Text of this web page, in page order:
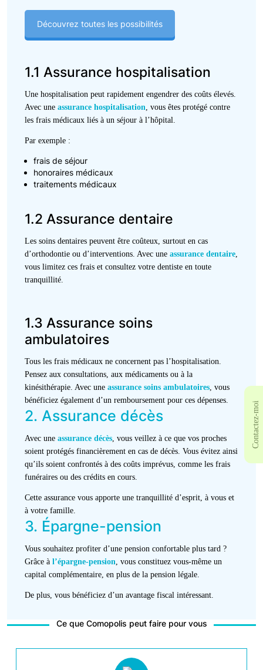
Découvrez toutes les possibilités
1.1 Assurance hospitalisation
Une hospitalisation peut rapidement engendrer des coûts élevés.
Avec une assurance hospitalisation, vous êtes protégé contre
les frais médicaux liés à un séjour à l’hôpital.
Par exemple :
frais de séjour
honoraires médicaux
traitements médicaux
1.2 Assurance dentaire
Les soins dentaires peuvent être coûteux, surtout en cas
d’orthodontie ou d’interventions. Avec une assurance dentaire,
vous limitez ces frais et consultez votre dentiste en toute
tranquillité.
1.3 Assurance soins
ambulatoires
Tous les frais médicaux ne concernent pas l’hospitalisation.
Pensez aux consultations, aux médicaments ou à la
kinésithérapie. Avec une assurance soins ambulatoires, vous
bénéficiez également d’un remboursement pour ces dépenses.
2. Assurance décès
Avec une assurance décès, vous veillez à ce que vos proches
soient protégés financièrement en cas de décès. Vous évitez ainsi
qu’ils soient confrontés à des coûts imprévus, comme les frais
funéraires ou des crédits en cours.
Cette assurance vous apporte une tranquillité d’esprit, à vous et
à votre famille.
3. Épargne-pension
Vous souhaitez profiter d’une pension confortable plus tard ?
Grâce à l’épargne-pension, vous constituez vous-même un
capital complémentaire, en plus de la pension légale.
De plus, vous bénéficiez d’un avantage fiscal intéressant.
Ce que Comopolis peut faire pour vous
Contactez-moi